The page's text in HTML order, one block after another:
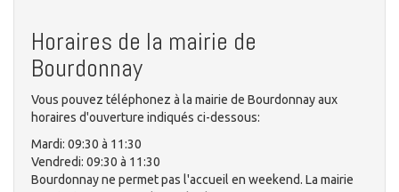
Horaires de la mairie de
Bourdonnay
Vous pouvez téléphonez à la mairie de Bourdonnay aux
horaires d'ouverture indiqués ci-dessous:
Mardi: 09:30 à 11:30
Vendredi: 09:30 à 11:30
Bourdonnay ne permet pas l'accueil en weekend. La mairie